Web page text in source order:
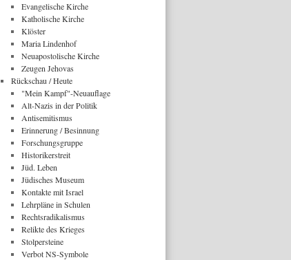
Evangelische Kirche
Katholische Kirche
Klöster
Maria Lindenhof
Neuapostolische Kirche
Zeugen Jehovas
Rückschau / Heute
"Mein Kampf"-Neuauflage
Alt-Nazis in der Politik
Antisemitismus
Erinnerung / Besinnung
Forschungsgruppe
Historikerstreit
Jüd. Leben
Jüdisches Museum
Kontakte mit Israel
Lehrpläne in Schulen
Rechtsradikalismus
Relikte des Krieges
Stolpersteine
Verbot NS-Symbole